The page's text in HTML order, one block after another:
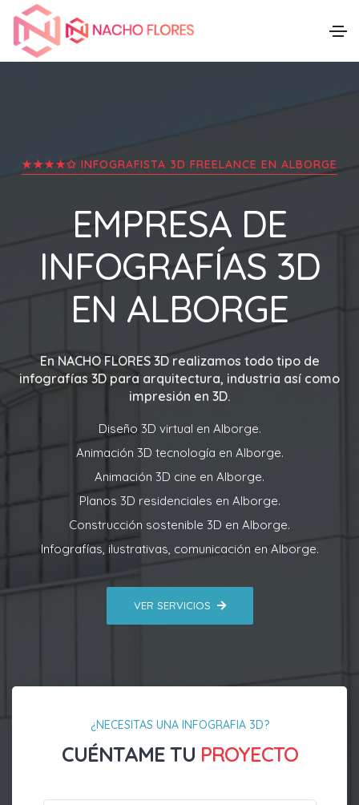
★★★★✩ INFOGRAFISTA 3D FREELANCE EN ALBORGE
EMPRESA DE
INFOGRAFÍAS 3D
EN ALBORGE
En NACHO FLORES 3Drealizamos todo tipo de
infografías 3D para arquitectura, industria así como
impresión en 3D.
Diseño 3D virtual en Alborge.
Animación 3D tecnología en Alborge.
Animación 3D cine en Alborge.
Planos 3D residenciales en Alborge.
Construcción sostenible 3D en Alborge.
Infografías, ilustrativas, comunicación en Alborge.
VER SERVICIOS
¿NECESITAS UNA INFOGRAFIA 3D?
CUÉNTAME TU PROYECTO